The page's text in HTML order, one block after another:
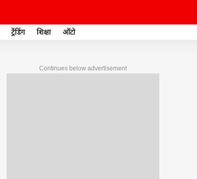
ट्रेंडिंग शिक्षा ऑटो
Continues below advertisement